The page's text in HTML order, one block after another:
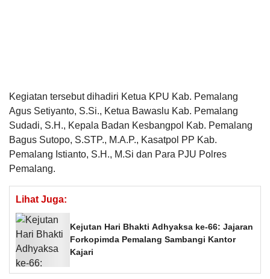
Kegiatan tersebut dihadiri Ketua KPU Kab. Pemalang
Agus Setiyanto, S.Si., Ketua Bawaslu Kab. Pemalang
Sudadi, S.H., Kepala Badan Kesbangpol Kab. Pemalang
Bagus Sutopo, S.STP., M.A.P., Kasatpol PP Kab.
Pemalang Istianto, S.H., M.Si dan Para PJU Polres
Pemalang.
Lihat Juga:
Kejutan Hari Bhakti Adhyaksa ke-66: Jajaran
Forkopimda Pemalang Sambangi Kantor
Kajari